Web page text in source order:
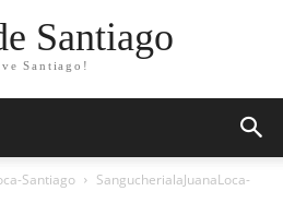
Santiago
Santiago!
Santiago
SangucherialaJuanaLoca-